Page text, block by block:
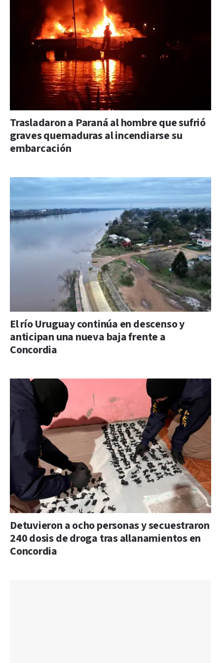
Trasladaron a Paraná al hombre que sufrió
graves quemaduras al incendiarse su
embarcación
El río Uruguay continúa en descenso y
anticipan una nueva baja frente a
Concordia
Detuvieron a ocho personas y secuestraron
240 dosis de droga tras allanamientos en
Concordia